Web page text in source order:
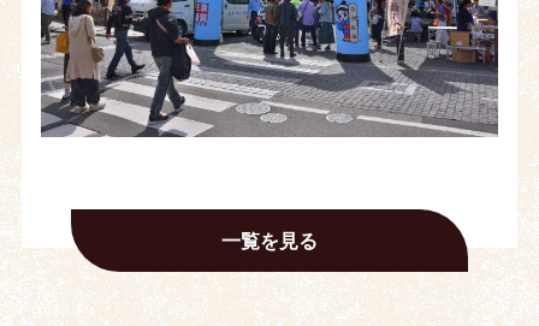
一覧を見る